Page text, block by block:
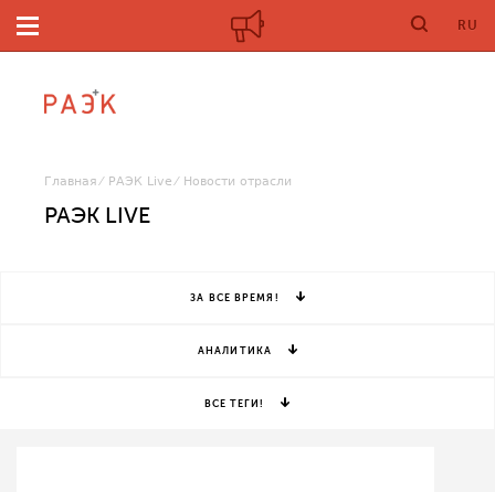
RU
Главная РАЭК Live Новости отрасли
РАЭК LIVE
ЗА ВСЕ ВРЕМЯ!
АНАЛИТИКА
ВСЕ ТЕГИ!